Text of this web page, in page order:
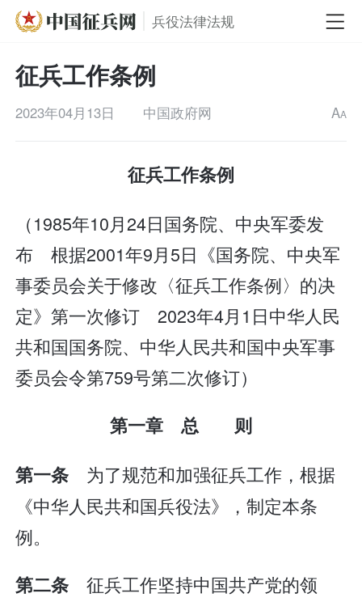
兵役法律法规
征兵工作条例
2023年04月13日 中国政府网 AA
征兵工作条例
（1985年10月24日国务院、中央军委发
布 根据2001年9月5日《国务院、中央军
事委员会关于修改〈征兵工作条例〉的决
定》第一次修订 2023年4月1日中华人民
共和国国务院、中华人民共和国中央军事
委员会令第759号第二次修订）
第一章 总 则
第一条 为了规范和加强征兵工作，根据
《中华人民共和国兵役法》，制定本条
例。
第二条 征兵工作坚持中国共产党的领